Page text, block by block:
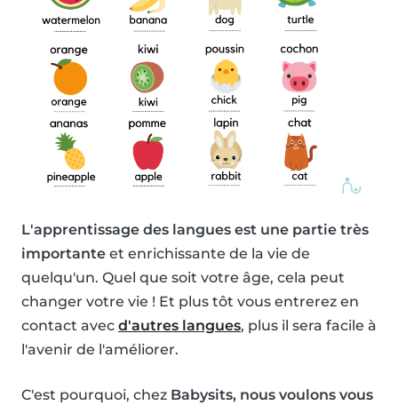
L'apprentissage des langues est une partie très
importante et enrichissante de la vie de
quelqu'un. Quel que soit votre âge, cela peut
changer votre vie ! Et plus tôt vous entrerez en
contact avec d'autres langues, plus il sera facile à
l'avenir de l'améliorer.
C'est pourquoi, chez Babysits, nous voulons vous